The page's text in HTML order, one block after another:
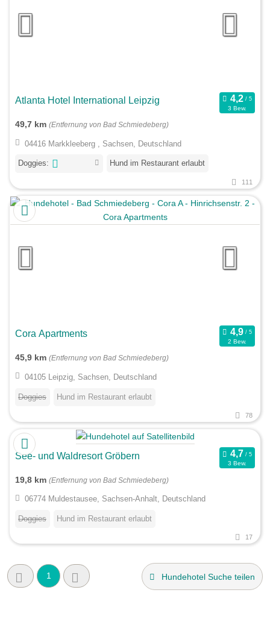
Atlanta Hotel International Leipzig
3 Bew.
49,7 km (Entfernung von Bad Schmiedeberg)
04416 Markkleeberg , Sachsen, Deutschland
Doggies: Hund im Restaurant erlaubt
111
Cora Apartments
2 Bew.
45,9 km (Entfernung von Bad Schmiedeberg)
04105 Leipzig, Sachsen, Deutschland
Doggies Hund im Restaurant erlaubt
78
See- und Waldresort Gröbern
3 Bew.
19,8 km (Entfernung von Bad Schmiedeberg)
06774 Muldestausee, Sachsen-Anhalt, Deutschland
Doggies Hund im Restaurant erlaubt
17
1 Hundehotel Suche teilen